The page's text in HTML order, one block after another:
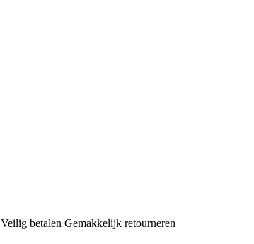
Veilig betalen Gemakkelijk retourneren